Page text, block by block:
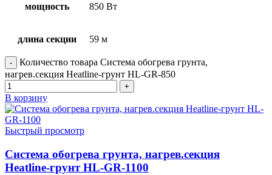
мощность 850 Вт
длина секции 59 м
Количество товара Система обогрева грунта,
нагрев.секция Heatline-грунт HL-GR-850
В корзину
Быстрый просмотр
Система обогрева грунта, нагрев.секция
Heatline-грунт HL-GR-1100